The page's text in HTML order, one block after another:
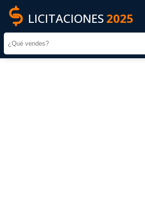
LICITACIONES 2025